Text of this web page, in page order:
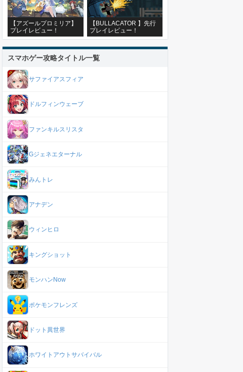
【アズールプロミリア】
プレイレビュー！
【BULLACATOR 】先行
プレイレビュー！
スマホゲー攻略タイトル一覧
サファイアスフィア
ドルフィンウェーブ
ファンキルスリスタ
Gジェネエターナル
みんトレ
アナデン
ウィンヒロ
キングショット
モンハンNow
ポケモンフレンズ
ドット異世界
ホワイトアウトサバイバル